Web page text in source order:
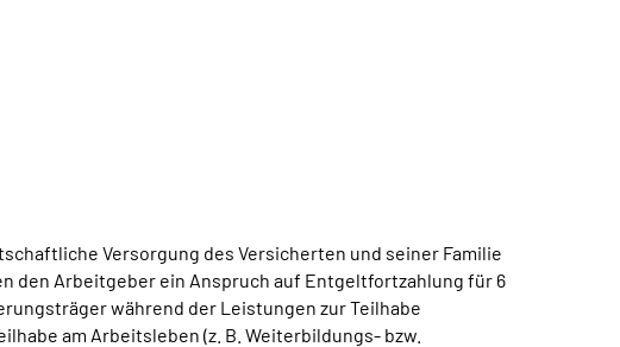
Versorgung des Versicherten und seiner Familie
den Arbeitgeber ein Anspruch auf Entgeltfortzahlung für 6
während der Leistungen zur Teilhabe
am Arbeitsleben (z. B. Weiterbildungs- bzw.